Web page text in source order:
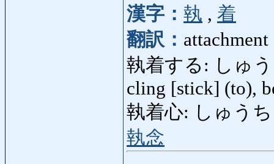
漢字： 執 , 着
翻訳：
執着する: しゅう
cling [stick] (to),
執着心: しゅうち
執念